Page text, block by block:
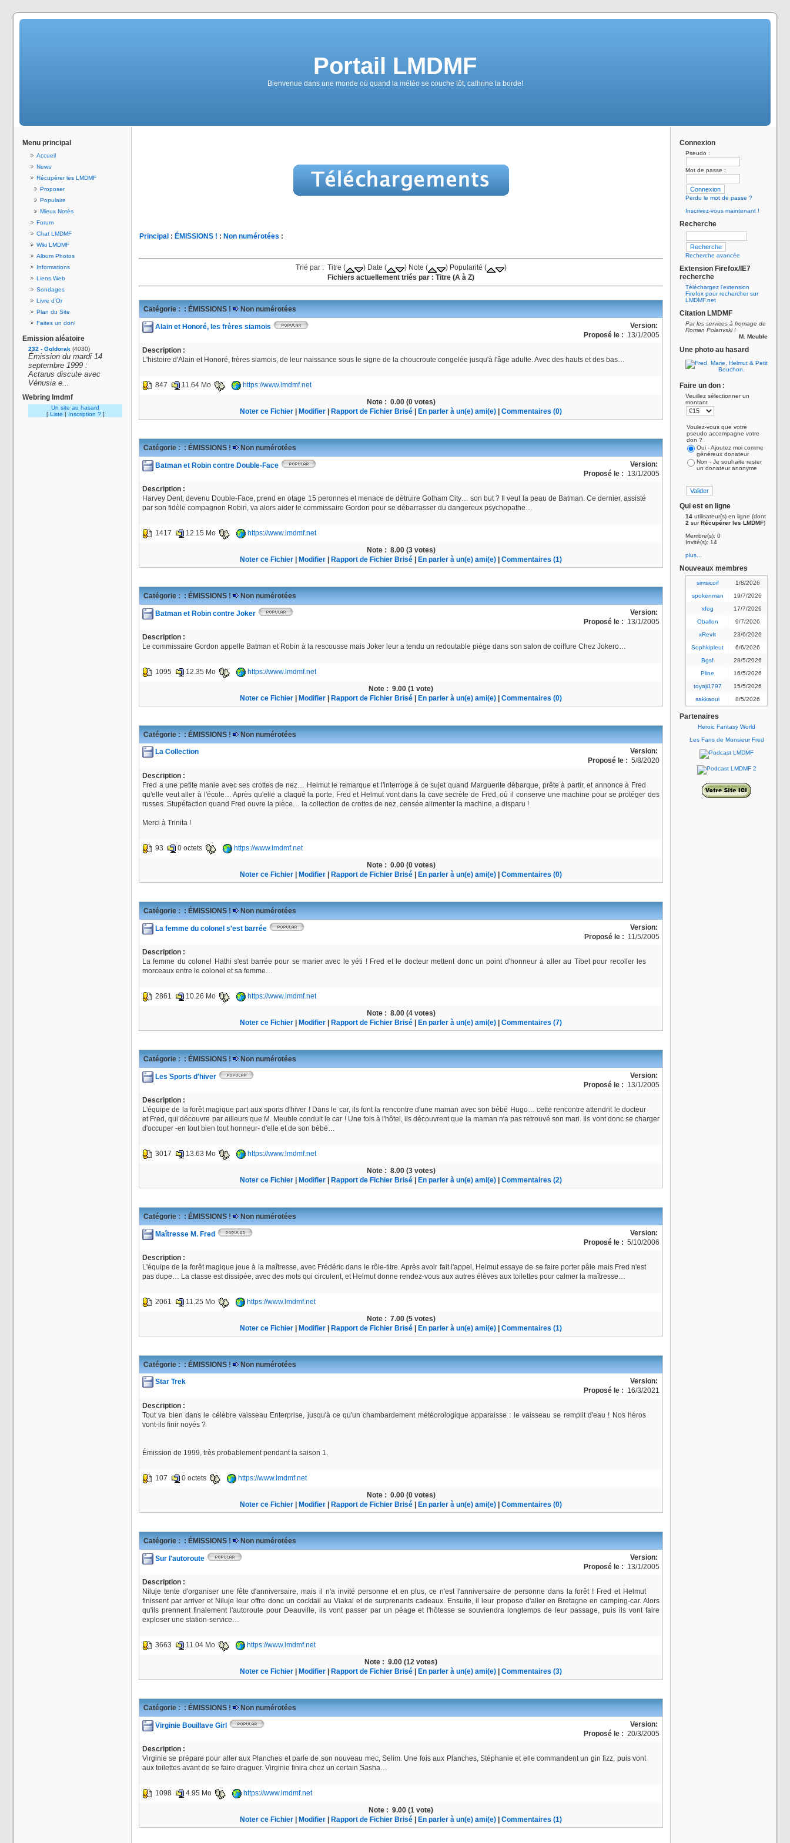
Portail LMDMF
Bienvenue dans une monde où quand la météo se couche tôt, cathrine la borde!
Menu principal
Accueil
News
Récupérer les LMDMF
Proposer
Populaire
Mieux Notés
Forum
Chat LMDMF
Wiki LMDMF
Album Photos
Informations
Liens Web
Sondages
Livre d'Or
Plan du Site
Faites un don!
Emission aléatoire
232 - Goldorak (4030)
Émission du mardi 14
septembre 1999 :
Actarus discute avec
Vénusia e...
Webring lmdmf
Un site au hasard
[ Liste | Inscription ? ]
Principal : ÉMISSIONS ! : Non numérotées :
Trié par : Titre ( ) Date ( ) Note ( ) Popularité (
)
Fichiers actuellement triés par : Titre (A à Z)
Catégorie : : ÉMISSIONS ! Non numérotées
Alain et Honoré, les frères siamois
Version:
Proposé le : 13/1/2005
Description :
L'histoire d'Alain et Honoré, frères siamois, de leur naissance sous le signe de la choucroute congelée jusqu'à l'âge adulte. Avec des hauts et des bas…
847 11.64 Mo https://www.lmdmf.net
Note : 0.00 (0 votes)
Noter ce Fichier
Modifier Rapport de Fichier Brisé En parler à un(e) ami(e) Commentaires (0)
Catégorie : : ÉMISSIONS ! Non numérotées
Batman et Robin contre Double-Face
Version:
Proposé le : 13/1/2005
Description :
Harvey Dent, devenu Double-Face, prend en otage 15 peronnes et menace de détruire Gotham City… son but ? Il veut la peau de Batman. Ce dernier, assisté
par son fidèle compagnon Robin, va alors aider le commissaire Gordon pour se débarrasser du dangereux psychopathe…
1417 12.15 Mo https://www.lmdmf.net
Note : 8.00 (3 votes)
Noter ce Fichier
Modifier Rapport de Fichier Brisé En parler à un(e) ami(e) Commentaires (1)
Catégorie : : ÉMISSIONS ! Non numérotées
Batman et Robin contre Joker
Version:
Proposé le : 13/1/2005
Description :
Le commissaire Gordon appelle Batman et Robin à la rescousse mais Joker leur a tendu un redoutable piège dans son salon de coiffure Chez Jokero…
1095 12.35 Mo https://www.lmdmf.net
Note : 9.00 (1 vote)
Noter ce Fichier
Modifier Rapport de Fichier Brisé En parler à un(e) ami(e) Commentaires (0)
Catégorie : : ÉMISSIONS ! Non numérotées
La Collection
Version:
Proposé le : 5/8/2020
Description :
Fred a une petite manie avec ses crottes de nez… Helmut le remarque et l'interroge à ce sujet quand Marguerite débarque, prête à partir, et annonce à Fred
qu'elle veut aller à l'école… Après qu'elle a claqué la porte, Fred et Helmut vont dans la cave secrète de Fred, où il conserve une machine pour se protéger des
russes. Stupéfaction quand Fred ouvre la pièce… la collection de crottes de nez, censée alimenter la machine, a disparu !
Merci à Trinita !
93 0 octets https://www.lmdmf.net
Note : 0.00 (0 votes)
Noter ce Fichier
Modifier Rapport de Fichier Brisé En parler à un(e) ami(e) Commentaires (0)
Catégorie : : ÉMISSIONS ! Non numérotées
La femme du colonel s'est barrée
Version:
Proposé le : 11/5/2005
Description :
La femme du colonel Hathi s'est barrée pour se marier avec le yéti ! Fred et le docteur mettent donc un point d'honneur à aller au Tibet pour recoller les
morceaux entre le colonel et sa femme…
2861 10.26 Mo https://www.lmdmf.net
Note : 8.00 (4 votes)
Noter ce Fichier
Modifier Rapport de Fichier Brisé En parler à un(e) ami(e) Commentaires (7)
Catégorie : : ÉMISSIONS ! Non numérotées
Les Sports d'hiver
Version:
Proposé le : 13/1/2005
Description :
L'équipe de la forêt magique part aux sports d'hiver ! Dans le car, ils font la rencontre d'une maman avec son bébé Hugo… cette rencontre attendrit le docteur
et Fred, qui découvre par ailleurs que M. Meuble conduit le car ! Une fois à l'hôtel, ils découvrent que la maman n'a pas retrouvé son mari. Ils vont donc se charger
d'occuper -en tout bien tout honneur- d'elle et de son bébé…
3017 13.63 Mo https://www.lmdmf.net
Note : 8.00 (3 votes)
Noter ce Fichier
Modifier Rapport de Fichier Brisé En parler à un(e) ami(e) Commentaires (2)
Catégorie : : ÉMISSIONS ! Non numérotées
Maîtresse M. Fred
Version:
Proposé le : 5/10/2006
Description :
L'équipe de la forêt magique joue à la maîtresse, avec Frédéric dans le rôle-titre. Après avoir fait l'appel, Helmut essaye de se faire porter pâle mais Fred n'est
pas dupe… La classe est dissipée, avec des mots qui circulent, et Helmut donne rendez-vous aux autres élèves aux toilettes pour calmer la maîtresse…
2061 11.25 Mo https://www.lmdmf.net
Note : 7.00 (5 votes)
Noter ce Fichier
Modifier Rapport de Fichier Brisé En parler à un(e) ami(e) Commentaires (1)
Catégorie : : ÉMISSIONS ! Non numérotées
Star Trek
Version:
Proposé le : 16/3/2021
Description :
Tout va bien dans le célèbre vaisseau Enterprise, jusqu'à ce qu'un chambardement météorologique apparaisse : le vaisseau se remplit d'eau ! Nos héros
vont-ils finir noyés ?
Émission de 1999, très probablement pendant la saison 1.
107 0 octets https://www.lmdmf.net
Note : 0.00 (0 votes)
Noter ce Fichier
Modifier Rapport de Fichier Brisé En parler à un(e) ami(e) Commentaires (0)
Catégorie : : ÉMISSIONS ! Non numérotées
Sur l'autoroute
Version:
Proposé le : 13/1/2005
Description :
Niluje tente d'organiser une fête d'anniversaire, mais il n'a invité personne et en plus, ce n'est l'anniversaire de personne dans la forêt ! Fred et Helmut
finissent par arriver et Niluje leur offre donc un cocktail au Viakal et de surprenants cadeaux. Ensuite, il leur propose d'aller en Bretagne en camping-car. Alors
qu'ils prennent finalement l'autoroute pour Deauville, ils vont passer par un péage et l'hôtesse se souviendra longtemps de leur passage, puis ils vont faire
exploser une station-service…
3663 11.04 Mo https://www.lmdmf.net
Note : 9.00 (12 votes)
Noter ce Fichier
Modifier Rapport de Fichier Brisé En parler à un(e) ami(e) Commentaires (3)
Catégorie : : ÉMISSIONS ! Non numérotées
Virginie Bouillave Girl
Version:
Proposé le : 20/3/2005
Description :
Virginie se prépare pour aller aux Planches et parle de son nouveau mec, Selim. Une fois aux Planches, Stéphanie et elle commandent un gin fizz, puis vont
aux toilettes avant de se faire draguer. Virginie finira chez un certain Sasha…
1098 4.95 Mo https://www.lmdmf.net
Note : 9.00 (1 vote)
Noter ce Fichier
Modifier Rapport de Fichier Brisé En parler à un(e) ami(e) Commentaires (1)
Connexion
Pseudo :
Mot de passe :
Perdu le mot de passe ?
Inscrivez-vous maintenant !
Recherche
Recherche avancée
Extension Firefox/IE7
recherche
Téléchargez l'extension
Firefox pour rechercher sur
LMDMF.net
Citation LMDMF
Par les services à fromage de
Roman Polanvski !
M. Meuble
Une photo au hasard
Faire un don :
Veuillez sélectionner un
montant
Voulez-vous que votre
pseudo accompagne votre
don ?
Oui - Ajoutez moi comme
généreux donateur
Non - Je souhaite rester
un donateur anonyme
Qui est en ligne
14 utilisateur(s) en ligne (dont
2 surRécupérer les LMDMF)
Membre(s): 0
Invité(s): 14
plus...
Nouveaux membres
simsicoif
1/8/2026
spokenman
19/7/2026
xfog
17/7/2026
Oballon
9/7/2026
xRevIt
23/6/2026
Sophkipleut
6/6/2026
Bgsf
28/5/2026
Pline
16/5/2026
toyaji1797
15/5/2026
sakkaoui
8/5/2026
Partenaires
Heroic Fantasy World
Les Fans de Monsieur Fred